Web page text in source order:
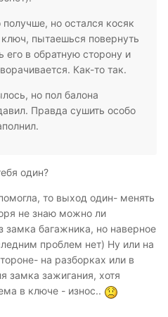
получше, но остался косяк
пытаешься повернуть
его в обратную сторону и
Как-то так.
но пол балона
Правда сушить особо
один?
то выход один- менять
не знаю можно ли
замка багажника, но наверное
проблем нет) Ну или на
на разборках или в
замка зажигания, хотя
в ключе - износ..